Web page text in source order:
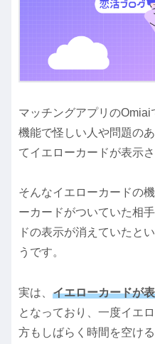
マッチングアプリのOmiai
機能で怪しい人や問題の
てイエローカードが表示
そんなイエローカードの
ーカードがついていた相
ドの表示が消えていたと
うです。
実は、 イエローカードが
となっており、一度イエ
方もしばらく時間を空け